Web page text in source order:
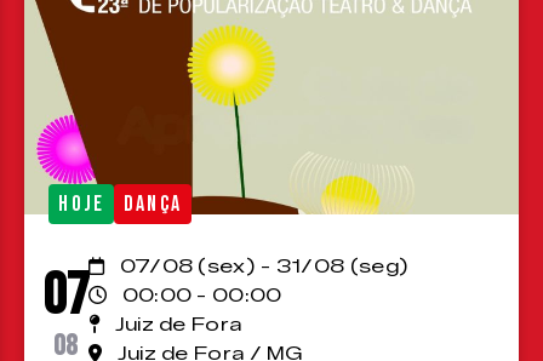
HOJE DANÇA
07
08
07/08 (sex) - 31/08 (seg)
00:00 - 00:00
Juiz de Fora
Juiz de Fora / MG